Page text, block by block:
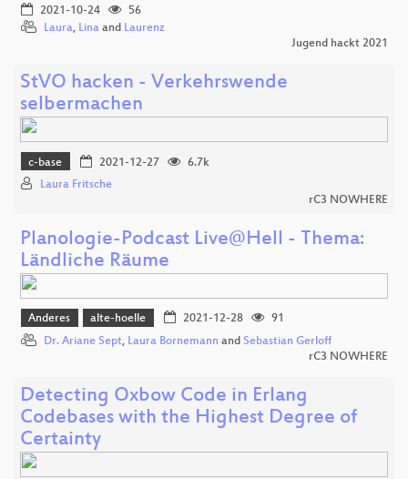
2021-10-24
56
Laura, Lina and Laurenz
Jugend hackt 2021
StVO hacken - Verkehrswende
selbermachen
c-base 2021-12-27
6.7k
Laura Fritsche
rC3 NOWHERE
Planologie-Podcast Live@Hell - Thema:
Ländliche Räume
Anderes alte-hoelle 2021-12-28
91
Dr. Ariane Sept, Laura Bornemann and Sebastian Gerloff
rC3 NOWHERE
Detecting Oxbow Code in Erlang
Codebases with the Highest Degree of
Certainty